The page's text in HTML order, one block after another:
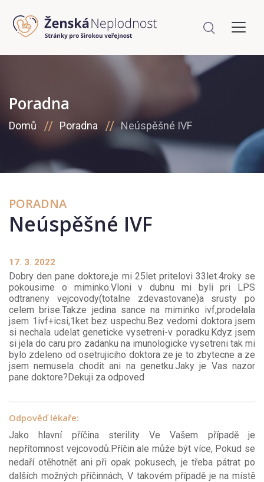
Poradna
Domů Poradna Neúspěšné IVF
PORADNA
Neúspěšné IVF
17. 3. 2022
Dobry den pane doktore,je mi 25let pritelovi 33let.4roky se
pokousime o miminko.Vloni v dubnu mi byli pri LPS
odtraneny vejcovody(totalne zdevastovane)a srusty po
celem brise.Takze jedina sance na miminko ivf,prodelala
jsem 1ivf+icsi,1ket bez uspechu.Bez vedomi doktora jsem
si nechala udelat geneticke vysetreni-v poradku.Kdyz jsem
si jela do caru pro zadanku na imunologicke vysetreni tak mi
bylo zdeleno od osetrujiciho doktora ze je to zbytecne a ze
jsem nemusela chodit ani na genetku.Jaky je Vas nazor
pane doktore?Dekuji za odpoved
Odpověď lékaře:
Jako hlavní příčina sterility Ve Vašem případě je
nepřítomnost vejcovodů.Příčin ale může být více, Pokud se
nedaří otěhotnět ani při opak pokusech, je třeba pátrat po
dalších možných příčinnách, V takovém případě je na místě